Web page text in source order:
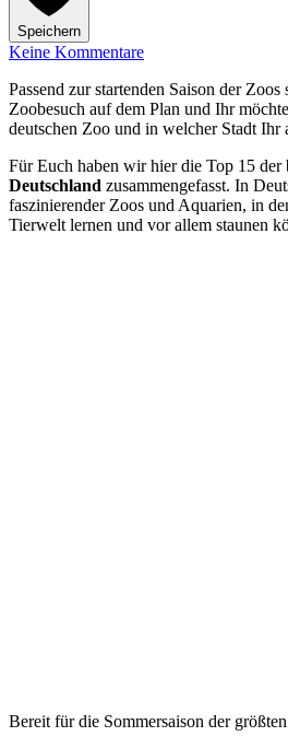
Speichern
Keine Kommentare
Passend zur startenden Saison der Zoos
Zoobesuch auf dem Plan und Ihr
deutschen Zoo und in welcher Stadt Ihr
Für Euch haben wir hier die Top 15 der
Deutschland zusammengefasst. In
faszinierender Zoos und Aquarien, in
Tierwelt lernen und vor allem staunen
Bereit für die Sommersaison der